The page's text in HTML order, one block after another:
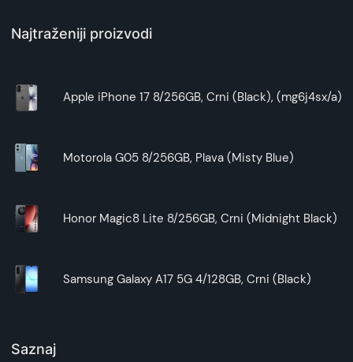
Najtraženiji proizvodi
Apple iPhone 17 8/256GB, Crni (Black), (mg6j4sx/a)
Motorola G05 8/256GB, Plava (Misty Blue)
Honor Magic8 Lite 8/256GB, Crni (Midnight Black)
Samsung Galaxy A17 5G 4/128GB, Crni (Black)
Saznaj